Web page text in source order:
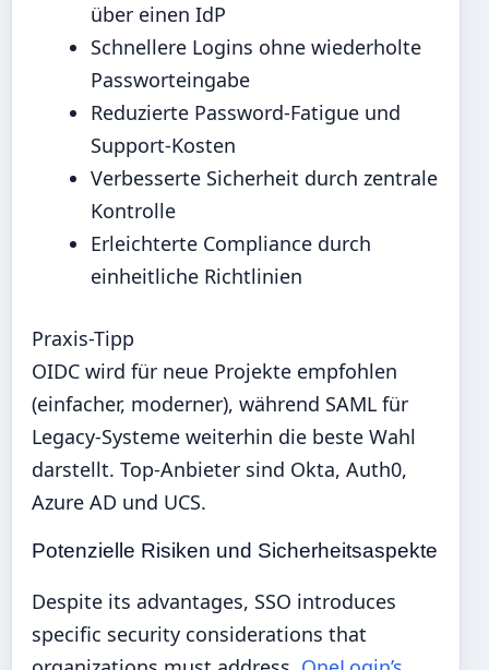
über einen IdP
Schnellere Logins ohne wiederholte
Passworteingabe
Reduzierte Password-Fatigue und
Support-Kosten
Verbesserte Sicherheit durch zentrale
Kontrolle
Erleichterte Compliance durch
einheitliche Richtlinien
Praxis-Tipp
OIDC wird für neue Projekte empfohlen
(einfacher, moderner), während SAML für
Legacy-Systeme weiterhin die beste Wahl
darstellt. Top-Anbieter sind Okta, Auth0,
Azure AD und UCS.
Potenzielle Risiken und Sicherheitsaspekte
Despite its advantages, SSO introduces
specific security considerations that